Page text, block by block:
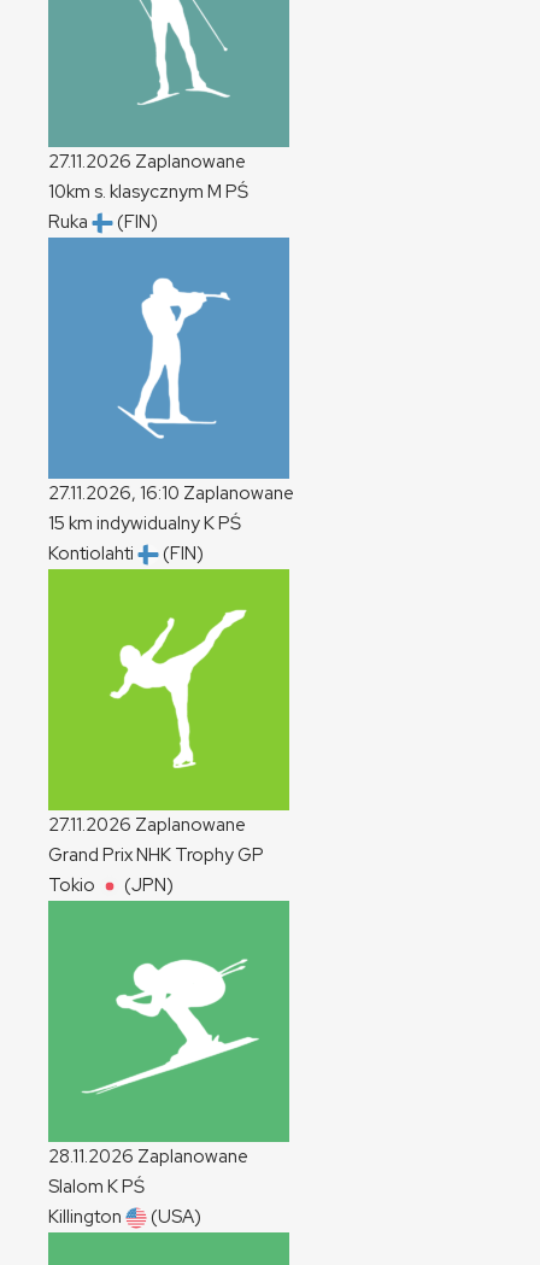
27.11.2026 Zaplanowane
10km s. klasycznym M PŚ
Ruka
(FIN)
27.11.2026, 16:10 Zaplanowane
15 km indywidualnyKPŚ
Kontiolahti
(FIN)
27.11.2026 Zaplanowane
Grand Prix NHK TrophyGP
Tokio
(JPN)
28.11.2026 Zaplanowane
Slalom KPŚ
Killington
(USA)